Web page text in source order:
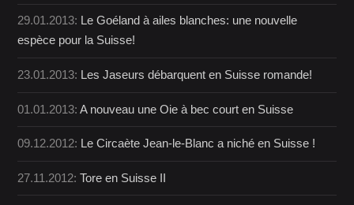
29.01.2013: Le Goéland à ailes blanches: une nouvelle
espèce pour la Suisse!
23.01.2013: Les Jaseurs débarquent en Suisse romande!
01.01.2013:A nouveau une Oie à bec court en Suisse
09.12.2012: Le Circaète Jean-le-Blanc a niché en Suisse !
27.11.2012:Tore en Suisse II